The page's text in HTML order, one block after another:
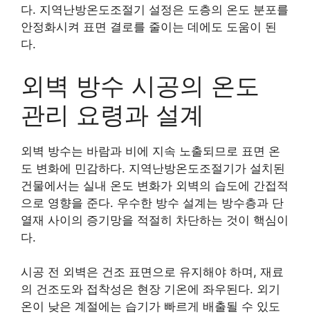
다. 지역난방온도조절기 설정은 도층의 온도 분포를
안정화시켜 표면 결로를 줄이는 데에도 도움이 된
다.
외벽 방수 시공의 온도
관리 요령과 설계
외벽 방수는 바람과 비에 지속 노출되므로 표면 온
도 변화에 민감하다. 지역난방온도조절기가 설치된
건물에서는 실내 온도 변화가 외벽의 습도에 간접적
으로 영향을 준다. 우수한 방수 설계는 방수층과 단
열재 사이의 증기망을 적절히 차단하는 것이 핵심이
다.
시공 전 외벽은 건조 표면으로 유지해야 하며, 재료
의 건조도와 접착성은 현장 기온에 좌우된다. 외기
온이 낮은 계절에는 습기가 빠르게 배출될 수 있도